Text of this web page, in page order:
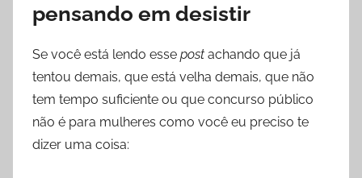
pensando em desistir
Se você está lendo esse post achando que já
tentou demais, que está velha demais, que não
tem tempo suficiente ou que concurso público
não é para mulheres como você eu preciso te
dizer uma coisa: